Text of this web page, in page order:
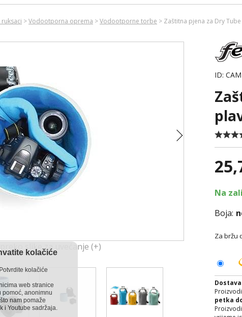
>Vodootporna oprema >Vodootporne torbe > Zaštitna pjena za Dry
preko slike za uvećanje (+)
ID:
Na
Boja:
Za bržu
Dostava
petka
kolačiće
kolačiće
web stranice
pomoć, anonimnu
nam pomaže
i Youtube sadržaja.